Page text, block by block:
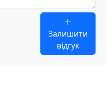
Залишити
відгук